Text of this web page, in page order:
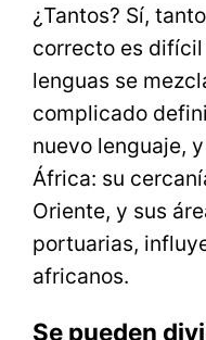
¿Tantos? Sí,
correcto es
lenguas se
complicado
nuevo lenguaje,
África: su
Oriente, y sus
portuarias,
africanos.
Se pueden